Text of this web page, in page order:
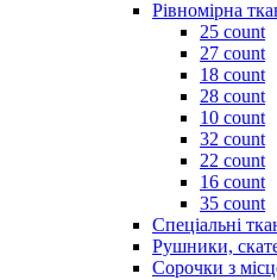
Рівномірна
25 count
27 count
18 count
28 count
10 count
32 count
22 count
16 count
35 count
Спеціальні
Рушники,
Сорочки з